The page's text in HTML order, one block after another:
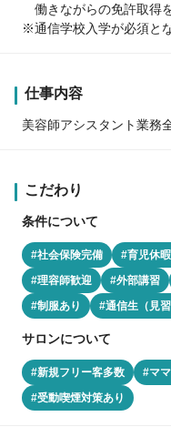
働きながらの免許取得
※通信学校入学が必須と
仕事内容
美容師アシスタント業務
こだわり
条件について
#社会保険完備 #育児休
#理容師歓迎
#外部講習
#制服あり
#通信生（見
サロンについて
#新規フリー客多数
#マ
#受動喫煙対策あり